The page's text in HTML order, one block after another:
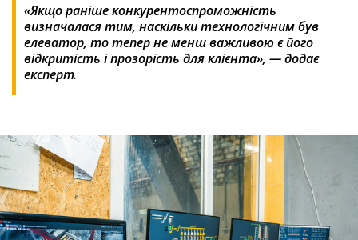
«Якщо раніше конкурентоспроможність
визначалася тим, наскільки технологічним був
елеватор, то тепер не менш важливою є його
відкритість і прозорість для клієнта», — додає
експерт.